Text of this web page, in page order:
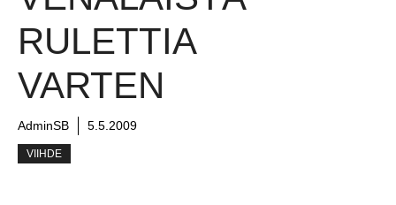
RULETTIA
VARTEN
AdminSB 5.5.2009
VIIHDE